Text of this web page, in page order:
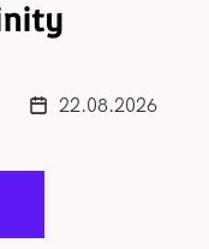
22.08.2026